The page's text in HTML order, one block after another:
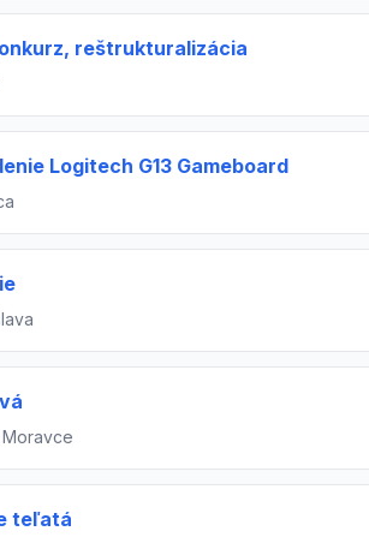
reštrukturalizácia
Logitech G13 Gameboard
teľatá